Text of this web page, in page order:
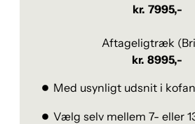
kr. 7995,-
Aftageligtræk
kr. 8995,-
Med usynligt udsnit i
Vælg selv mellem 7- eller